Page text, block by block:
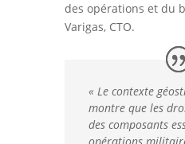
des opérations et du
Varigas, CTO.
« Le contexte
montre que les
des composants